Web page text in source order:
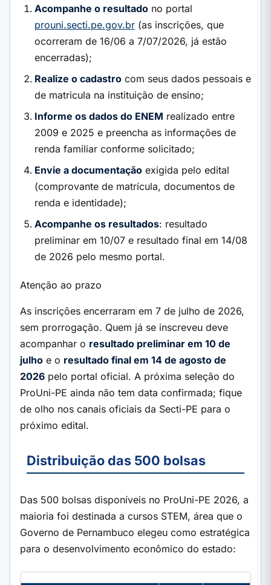
Acompanhe o resultado no portal
prouni.secti.pe.gov.br (as inscrições, que
ocorreram de 16/06 a 7/07/2026, já estão
encerradas);
Realize o cadastro com seus dados pessoais e
de matricula na instituição de ensino;
Informe os dados do ENEM realizado entre
2009 e 2025 e preencha as informações de
renda familiar conforme solicitado;
Envie a documentação exigida pelo edital
(comprovante de matrícula, documentos de
renda e identidade);
Acompanhe os resultados: resultado
preliminar em 10/07 e resultado final em 14/08
de 2026 pelo mesmo portal.
Atenção ao prazo
As inscrições encerraram em 7 de julho de 2026,
sem prorrogação. Quem já se inscreveu deve
acompanhar o resultado preliminar em 10 de
julho e o resultado final em 14 de agosto de
2026 pelo portal oficial. A próxima seleção do
ProUni-PE ainda não tem data confirmada; fique
de olho nos canais oficiais da Secti-PE para o
próximo edital.
Distribuição das 500 bolsas
Das 500 bolsas disponíveis no ProUni-PE 2026, a
maioria foi destinada a cursos STEM, área que o
Governo de Pernambuco elegeu como estratégica
para o desenvolvimento econômico do estado: